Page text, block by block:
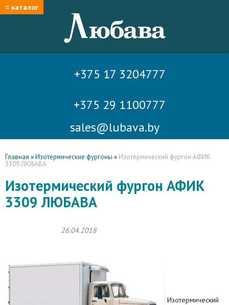
≡ каталог
+375 17 3204777
+375 29 1100777
sales@lubava.by
Главная »Изотермические фургоны » Изотермический фургон АФИК
3309 ЛЮБАВА
Изотермический фургон АФИК
3309 ЛЮБАВА
26.04.2018
Изотермический